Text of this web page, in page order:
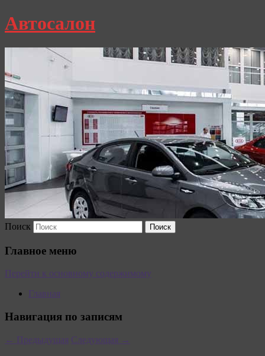
Автосалон
Поиск
Главное меню
Перейти к основному содержимому
Главная
Навигация по записям
← Предыдущая Следующая →